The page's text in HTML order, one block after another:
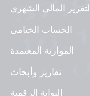
التقرير المالى الشهرى
الحساب الختامى
الموازنة المعتمدة
تقارير وأبحاث
البوابة الرقمية